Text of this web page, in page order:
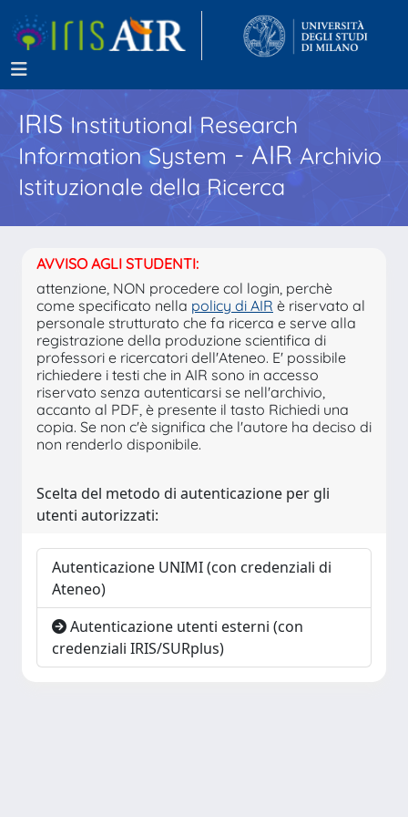
IRISInstitutional Research
Information System - AIR Archivio
Istituzionale della Ricerca
AVVISO AGLI STUDENTI:
attenzione, NON procedere col login, perchè
come specificato nella policy di AIR è riservato al
personale strutturato che fa ricerca e serve alla
registrazione della produzione scientifica di
professori e ricercatori dell'Ateneo. E' possibile
richiedere i testi che in AIR sono in accesso
riservato senza autenticarsi se nell'archivio,
accanto al PDF, è presente il tasto Richiedi una
copia. Se non c'è significa che l'autore ha deciso di
non renderlo disponibile.
Scelta del metodo di autenticazione per gli
utenti autorizzati:
Autenticazione UNIMI (con credenziali di
Ateneo)
Autenticazione utenti esterni (con
credenziali IRIS/SURplus)